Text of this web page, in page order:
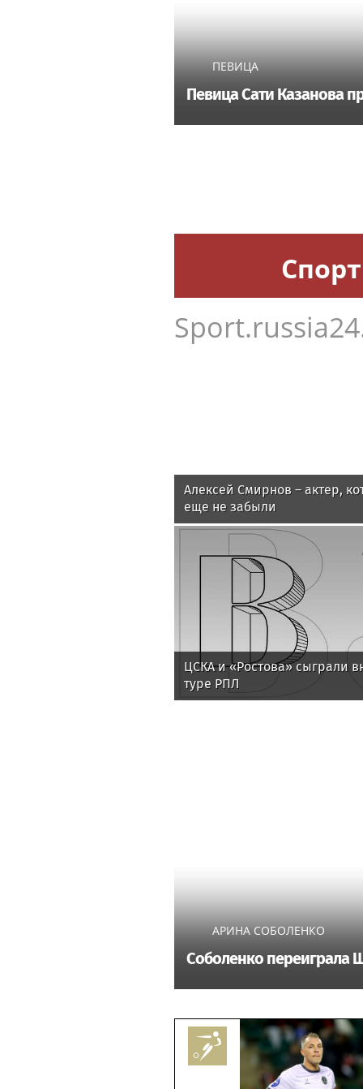
ПЕВИЦА
Певица Сати Казанова
Спорт
Алексей Смирнов – актер,
еще не забыли
ЦСКА и «Ростова» сыграли
туре РПЛ
АРИНА СОБОЛЕНКО
Соболенко переиграла